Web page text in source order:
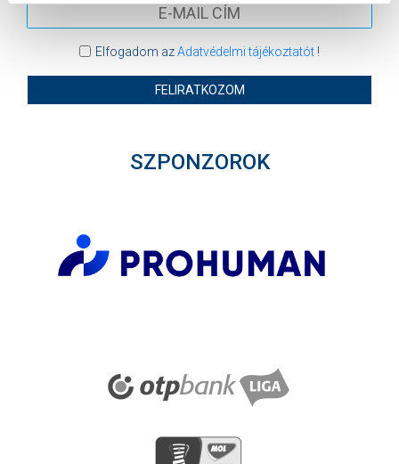
Elfogadom azAdatvédelmi tájékoztatót!
FELIRATKOZOM
SZPONZOROK